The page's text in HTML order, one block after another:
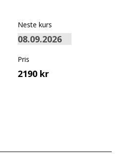
Neste kurs
Pris
2190 kr